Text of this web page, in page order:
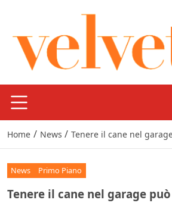
Home / News / Tenere il cane nel
News Primo Piano
Tenere il cane nel garage